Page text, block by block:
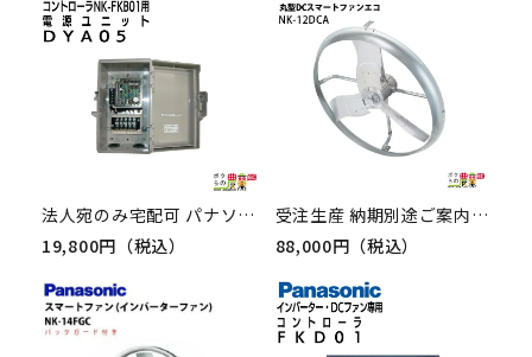
法人宛のみ宅配可 パナソニック コントローラーNK-FKB01用電源ユニット DYA05 Panasonic インバータファン用 畜産用 換気扇
19,800円（税込）
受注生産 納期別途ご案内 法人宛のみ宅配可 パナソニック 畜産用換気扇 NK-12DCA DCスマートファンエコ 吊下タイプ Panasonic 牛舎 畜舎 扇風機
88,000円（税込）